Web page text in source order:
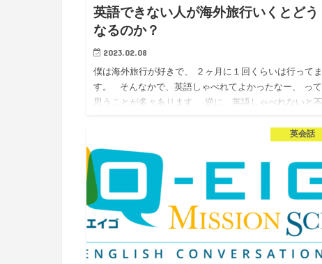
英語できない人が海外旅行いくとどう
なるのか？
2023.02.08
僕は海外旅行が好きで、 ２ヶ月に１回くらいは行ってま
す。 そんなかで、英語しゃべれてよかったなー、 って
思うことが多々あります。 逆に、英語しゃべれないと不
英会話